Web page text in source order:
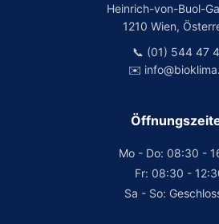
Heinrich-von-Buol-
1210 Wien,
📞 (01) 544 47
✉️
Mo - Do: 08:30 -
Fr: 08:30 -
Sa - So: